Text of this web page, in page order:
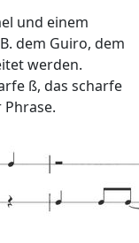
und einem
dem Guiro, dem
werden.
ß, das scharfe